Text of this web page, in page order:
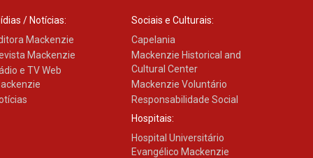
/ Notícias:
Mackenzie
Mackenzie
e TV Web
Sociais e Culturais:
Capelania
Mackenzie Historical and
Cultural Center
Mackenzie Voluntário
Responsabilidade Social
Hospitais:
Hospital Universitário
Evangélico Mackenzie